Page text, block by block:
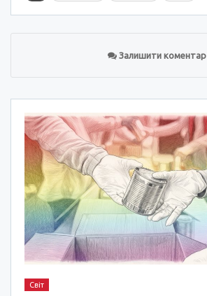
Залишити коментар
Світ